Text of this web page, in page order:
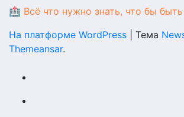
🏥 Всё что нужно знать, что бы
На платформе WordPress
Тема
Themeansar.